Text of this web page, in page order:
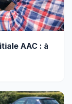
AAC : à